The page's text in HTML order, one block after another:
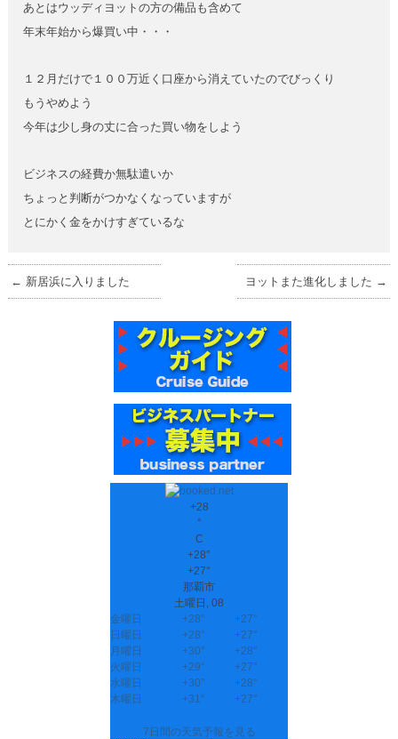
あとはウッディヨットの方の備品も含めて
年末年始から爆買い中・・・
１２月だけで１００万近く口座から消えていたのでびっくり
もうやめよう
今年は少し身の丈に合った買い物をしよう
ビジネスの経費か無駄遣いか
ちょっと判断がつかなくなっていますが
とにかく金をかけすぎているな
← 新居浜に入りました ヨットまた進化しました →
+28
°
C
+28°
+27°
那覇市
土曜日, 08
金曜日
+28° +27°
日曜日
+28° +27°
月曜日
+30° +28°
火曜日
+29° +27°
水曜日
+30° +28°
木曜日
+31° +27°
7日間の天気予報を見る